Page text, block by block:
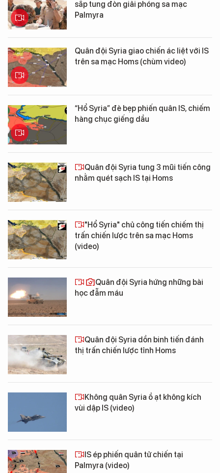
sắp tung đòn giải phóng sa mạc
Palmyra
Quân đội Syria giao chiến ác liệt với IS
trên sa mạc Homs (chùm video)
“Hổ Syria” đè bẹp phiến quân IS, chiếm
hàng chục giếng dầu
Quân đội Syria tung 3 mũi tiến công
nhằm quét sạch IS tại Homs
"Hổ Syria" chủ công tiến chiếm thị
trấn chiến lược trên sa mạc Homs
(video)
Quân đội Syria hứng những bài
học đẫm máu
Quân đội Syria dồn binh tiến đánh
thị trấn chiến lược tỉnh Homs
Không quân Syria ồ ạt không kích
vùi dập IS (video)
IS ép phiến quân tử chiến tại
Palmyra (video)